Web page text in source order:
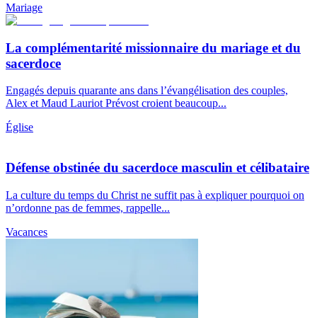
Mariage
La complémentarité missionnaire du mariage et du
sacerdoce
Engagés depuis quarante ans dans l’évangélisation des couples,
Alex et Maud Lauriot Prévost croient beaucoup...
Église
Défense obstinée du sacerdoce masculin et célibataire
La culture du temps du Christ ne suffit pas à expliquer pourquoi on
n’ordonne pas de femmes, rappelle...
Vacances